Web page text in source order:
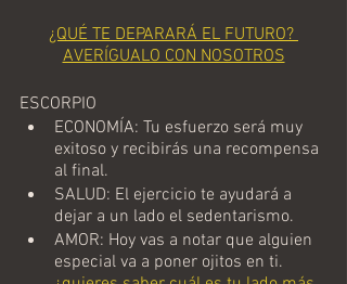
¿QUÉ TE DEPARARÁ EL FUTURO?
AVERÍGUALO CON NOSOTROS
ESCORPIO
ECONOMÍA: Tu esfuerzo será muy
exitoso y recibirás una recompensa
al final.
SALUD: El ejercicio te ayudará a
dejar a un lado el sedentarismo.
AMOR: Hoy vas a notar que alguien
especial va a poner ojitos en ti.